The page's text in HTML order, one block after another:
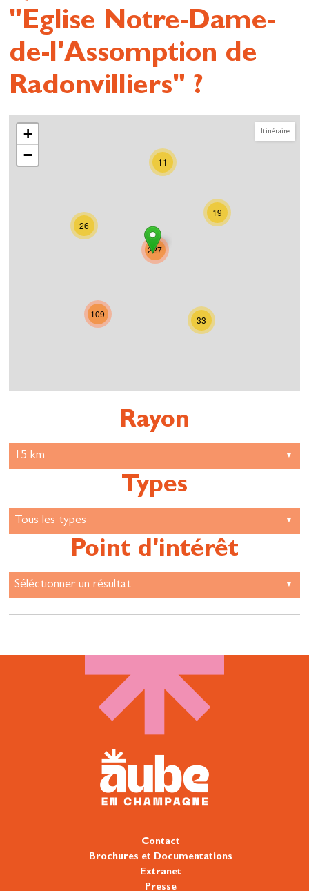
"Eglise Notre-Dame-
de-l'Assomption de
Radonvilliers" ?
Itinéraire
11
109
26
19
33
227
+
−
Rayon
Types
Point d'intérêt
Contact
Brochures et Documentations
Extranet
Presse